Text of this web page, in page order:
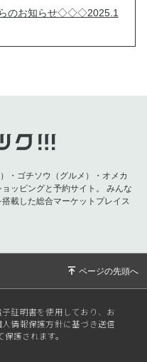
のお知らせ◇◇◇2025.1
のお知らせ◇◇◇2025.
のお知らせ◇◇◇2025.
春日町『おばあちゃん
ンのお知らせ！
院
・ゴチソウ（グルメ）・オメカ
ッピングと予約サイト。
みんな
載した総合マーケットプレイス
証明書を使用しており、お
情報保護方針に基づき送信
護されます。